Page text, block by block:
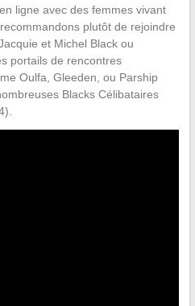
ligne avec des femmes vivant
plutôt de rejoindre
et Michel Black ou
portails de rencontres
Oulfa, Gleeden, ou Parship
Blacks Célibataires